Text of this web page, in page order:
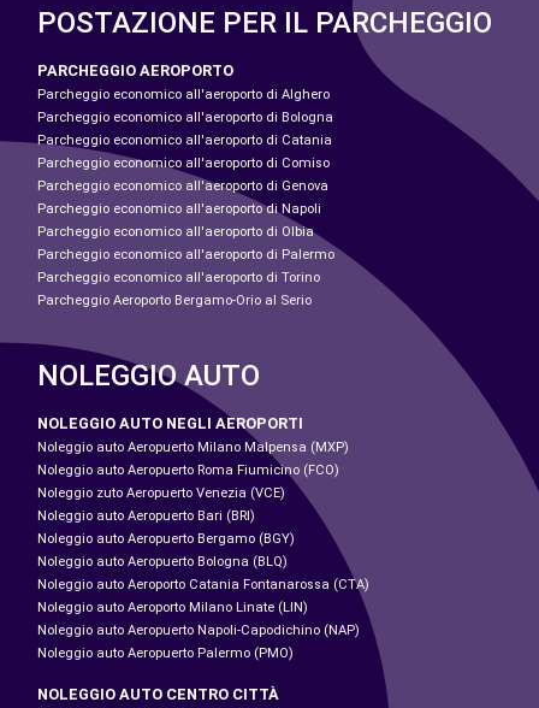
POSTAZIONE PER IL PARCHEGGIO
PARCHEGGIO AEROPORTO
Parcheggio economico all'aeroporto di Alghero
Parcheggio economico all'aeroporto di Bologna
Parcheggio economico all'aeroporto di Catania
Parcheggio economico all'aeroporto di Comiso
Parcheggio economico all'aeroporto di Genova
Parcheggio economico all'aeroporto di Napoli
Parcheggio economico all'aeroporto di Olbia
Parcheggio economico all'aeroporto di Palermo
Parcheggio economico all'aeroporto di Torino
Parcheggio Aeroporto Bergamo-Orio al Serio
NOLEGGIO AUTO
NOLEGGIO AUTO NEGLI AEROPORTI
Noleggio auto Aeropuerto Milano Malpensa (MXP)
Noleggio auto Aeropuerto Roma Fiumicino (FCO)
Noleggio zuto Aeropuerto Venezia (VCE)
Noleggio auto Aeropuerto Bari (BRI)
Noleggio auto Aeropuerto Bergamo (BGY)
Noleggio auto Aeropuerto Bologna (BLQ)
Noleggio auto Aeroporto Catania Fontanarossa (CTA)
Noleggio auto Aeroporto Milano Linate (LIN)
Noleggio auto Aeropuerto Napoli-Capodichino (NAP)
Noleggio auto Aeropuerto Palermo (PMO)
NOLEGGIO AUTO CENTRO CITTÀ